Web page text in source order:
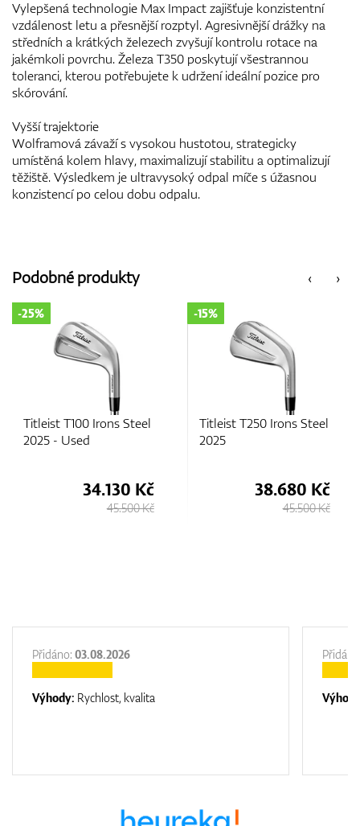
Vylepšená technologie Max Impact zajišťuje konzistentní
vzdálenost letu a přesnější rozptyl. Agresivnější drážky na
středních a krátkých železech zvyšují kontrolu rotace na
jakémkoli povrchu. Železa T350 poskytují všestrannou
toleranci, kterou potřebujete k udržení ideální pozice pro
skórování.
Vyšší trajektorie
Wolframová závaží s vysokou hustotou, strategicky
umístěná kolem hlavy, maximalizují stabilitu a optimalizují
těžiště. Výsledkem je ultravysoký odpal míče s úžasnou
konzistencí po celou dobu odpalu.
‹
Podobné produkty ›
Titleist T250 Irons Steel
2025
38.680 Kč
45.500 Kč
Titleist T350 Irons
38.680 Kč
45.500 Kč
Přidáno: 03.08.2026
Výhody: Rychlost, kvalita